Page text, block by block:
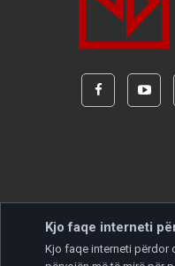
Kjo faqe interneti
Kjo faqe interneti përdor